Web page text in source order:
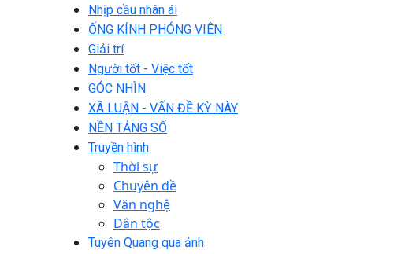
Nhịp cầu nhân ái
ỐNG KÍNH PHÓNG VIÊN
Giải trí
Người tốt - Việc tốt
GÓC NHÌN
XÃ LUẬN - VẤN ĐỀ KỲ NÀY
NỀN TẢNG SỐ
Truyền hình
Thời sự
Chuyên đề
Văn nghệ
Dân tộc
Tuyên Quang qua ảnh